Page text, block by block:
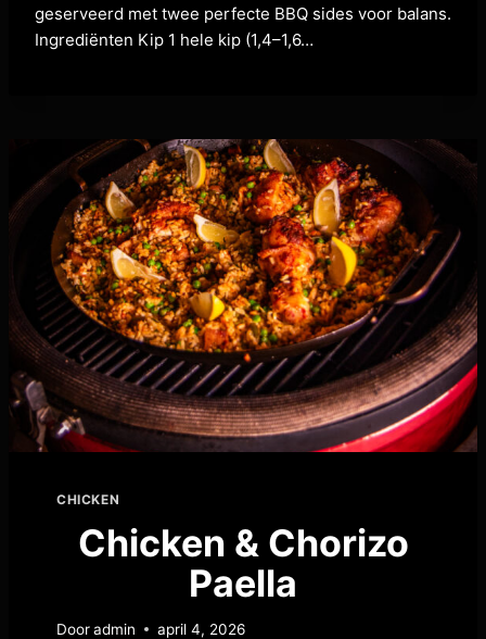
geserveerd met twee perfecte BBQ sides voor balans.
Ingrediënten Kip 1 hele kip (1,4–1,6…
CHICKEN
Chicken & Chorizo
Paella
Dooradmin april 4, 2026